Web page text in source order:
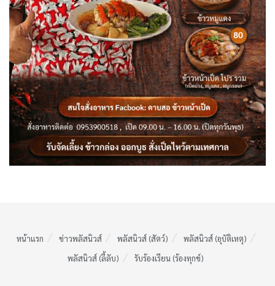
หน้าแรก ข่าวพลัสนิวส์ พลัสนิวส์ (สัตว์)
พลัสนิวส์ (อุบัติเหตุ)
พลัสนิวส์ (ลี้ลับ)
รับร้องเรียน (ร้องทุกข์)